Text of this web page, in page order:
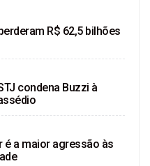
R$ 62,5 bilhões
condena Buzzi à
é a maior agressão às